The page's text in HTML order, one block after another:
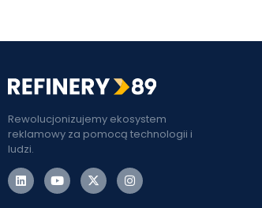
Rewolucjonizujemy ekosystem
reklamowy za pomocą technologii i
ludzi.